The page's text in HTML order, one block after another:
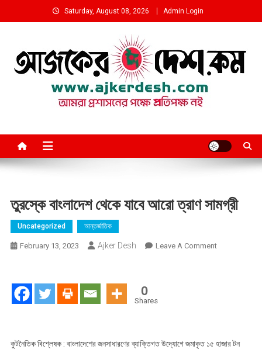
to
Saturday, August 08, 2026 Admin Login
তুরস্কে বাংলাদেশ থেকে যাবে আরো ত্রাণ সামগ্রী
Uncategorized আন্তর্জাতিক
February 13, 2023 Ajker Desh Leave A CommentOn
সামগ্রী
0
Shares
কুটনৈতিক বিশ্লেষক : বাংলাদেশের জনসাধারণের ব্যাক্তিগত উদ্যোগে জমাকৃত ১৫ হাজার টন